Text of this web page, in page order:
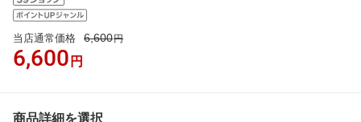
当店通常価格 6,600円
6,600 円
商品詳細を選択